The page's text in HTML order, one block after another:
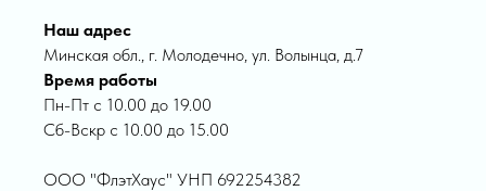
Наш адрес
Минская обл., г. Молодечно, ул. Волынца, д.7
Время работы
Пн-Пт с 10.00 до 19.00
Сб-Вскр с 10.00 до 15.00
ООО "ФлэтХаус" УНП 692254382